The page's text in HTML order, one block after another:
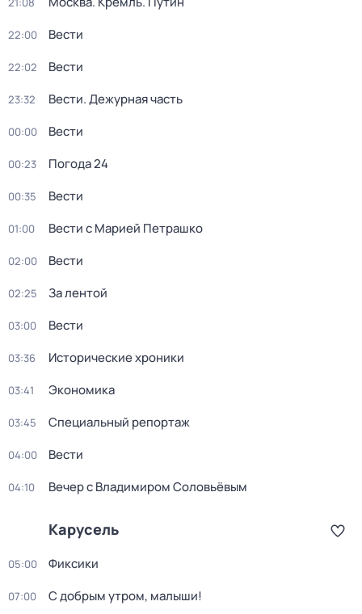
22:00 Вести
22:02 Вести
23:32 Вести. Дежурная часть
00:00 Вести
00:23 Погода 24
00:35 Вести
01:00 Вести с Марией Петрашко
02:00 Вести
02:25 За лентой
03:00 Вести
03:36 Исторические хроники
03:41 Экономика
03:45 Специальный репортаж
04:00 Вести
04:10 Вечер с Владимиром Соловьёвым
Карусель
05:00 Фиксики
07:00 С добрым утром, малыши!